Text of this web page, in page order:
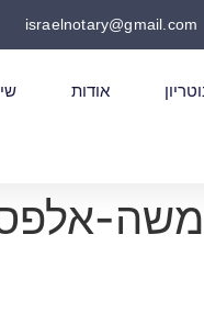
israelnotary@gmail.com
אודות
משה-